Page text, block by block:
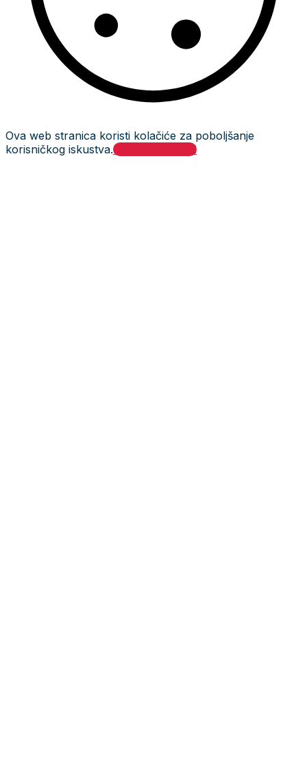
Ova web stranica koristi kolačiće za poboljšanje
korisničkog iskustva.Prihvati i zatvori